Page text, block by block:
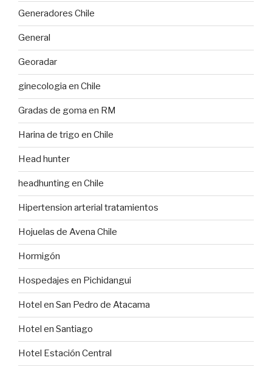
Generadores Chile
General
Georadar
ginecologia en Chile
Gradas de goma en RM
Harina de trigo en Chile
Head hunter
headhunting en Chile
Hipertension arterial tratamientos
Hojuelas de Avena Chile
Hormigón
Hospedajes en Pichidangui
Hotel en San Pedro de Atacama
Hotel en Santiago
Hotel Estación Central